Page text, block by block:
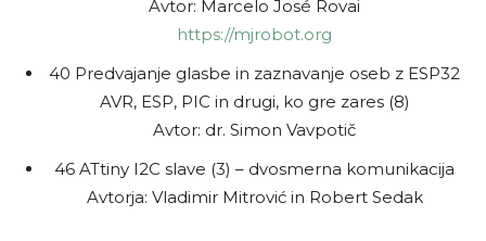
Avtor: Marcelo José Rovai
https://mjrobot.org
40 Predvajanje glasbe in zaznavanje oseb z ESP32
AVR, ESP, PIC in drugi, ko gre zares (8)
Avtor: dr. Simon Vavpotič
46 ATtiny I2C slave (3) – dvosmerna komunikacija
Avtorja: Vladimir Mitrović in Robert Sedak